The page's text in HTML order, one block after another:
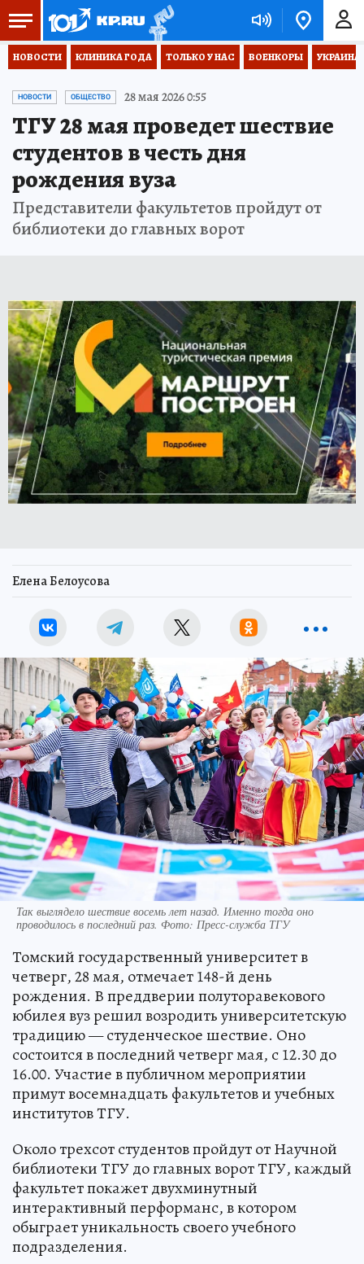
НОВОСТИ КЛИНИКА ГОДА ТОЛЬКО У НАС ВОЕНКОРЫ
НОВОСТИ ОБЩЕСТВО 28 мая 2026 0:55
ТГУ 28 мая проведет шествие
студентов в честь дня
рождения вуза
Представители факультетов пройдут от
библиотеки до главных ворот
Елена Белоусова
Так выглядело шествие восемь лет назад. Именно тогда оно
проводилось в последний раз. Фото: Пресс-служба ТГУ
Томский государственный университет в
четверг, 28 мая, отмечает 148-й день
рождения. В преддверии полуторавекового
юбилея вуз решил возродить университетскую
традицию — студенческое шествие. Оно
состоится в последний четверг мая, с 12.30 до
16.00. Участие в публичном мероприятии
примут восемнадцать факультетов и учебных
институтов ТГУ.
Около трехсот студентов пройдут от Научной
библиотеки ТГУ до главных ворот ТГУ, каждый
факультет покажет двухминутный
интерактивный перформанс, в котором
обыграет уникальность своего учебного
подразделения.